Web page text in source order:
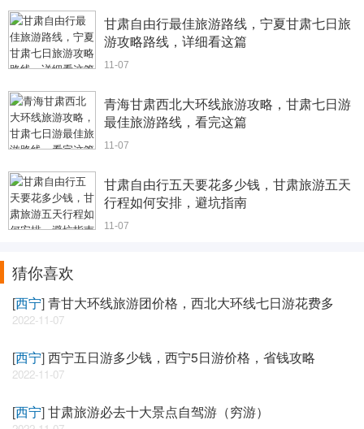
甘肃自由行最佳旅游路线，宁夏甘肃七日旅
游攻略路线，详细看这篇
11-07
青海甘肃西北大环线旅游攻略，甘肃七日游
最佳旅游路线，看完这篇
11-07
甘肃自由行五天要花多少钱，甘肃旅游五天
行程如何安排，避坑指南
11-07
猜你喜欢
[西宁]青甘大环线旅游团价格，西北大环线七日游花费多
2022-11-07
[西宁]西宁五日游多少钱，西宁5日游价格，省钱攻略
2022-11-07
[西宁]甘肃旅游必去十大景点自驾游（穷游）